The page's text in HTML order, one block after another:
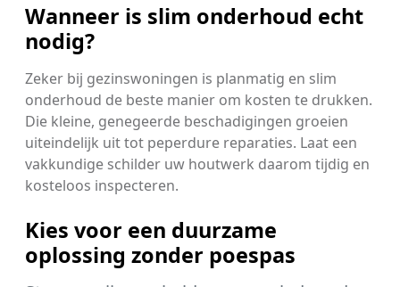
Wanneer is slim onderhoud echt
nodig?
Zeker bij gezinswoningen is planmatig en slim
onderhoud de beste manier om kosten te drukken.
Die kleine, genegeerde beschadigingen groeien
uiteindelijk uit tot peperdure reparaties. Laat een
vakkundige schilder uw houtwerk daarom tijdig en
kosteloos inspecteren.
Kies voor een duurzame
oplossing zonder poespas